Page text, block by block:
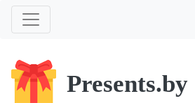
Presents.by